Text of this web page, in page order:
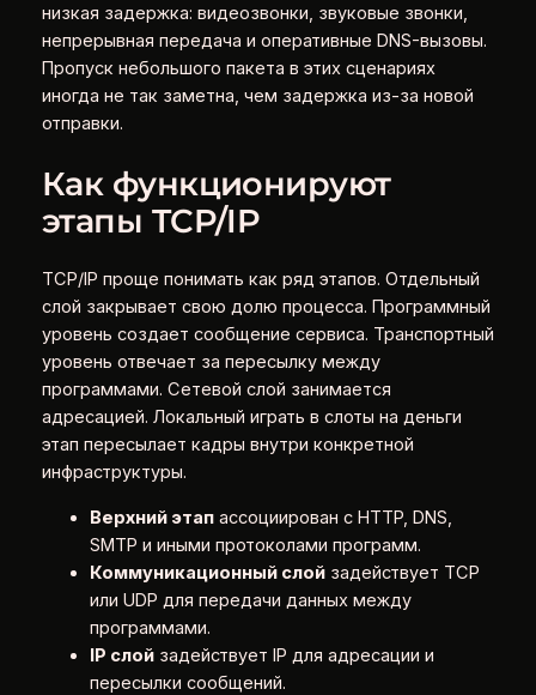
низкая задержка: видеозвонки, звуковые звонки,
непрерывная передача и оперативные DNS-вызовы.
Пропуск небольшого пакета в этих сценариях
иногда не так заметна, чем задержка из-за новой
отправки.
Как функционируют
этапы TCP/IP
TCP/IP проще понимать как ряд этапов. Отдельный
слой закрывает свою долю процесса. Программный
уровень создает сообщение сервиса. Транспортный
уровень отвечает за пересылку между
программами. Сетевой слой занимается
адресацией. Локальный играть в слоты на деньги
этап пересылает кадры внутри конкретной
инфраструктуры.
Верхний этапассоциирован с HTTP, DNS,
SMTP и иными протоколами программ.
Коммуникационный слойзадействует TCP
или UDP для передачи данных между
программами.
IP слойзадействует IP для адресации и
пересылки сообщений.